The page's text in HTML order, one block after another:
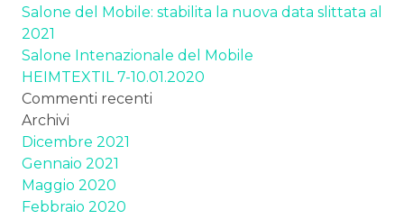
Salone del Mobile: stabilita la nuova data slittata al
2021
Salone Intenazionale del Mobile
HEIMTEXTIL 7-10.01.2020
Commenti recenti
Archivi
Dicembre 2021
Gennaio 2021
Maggio 2020
Febbraio 2020